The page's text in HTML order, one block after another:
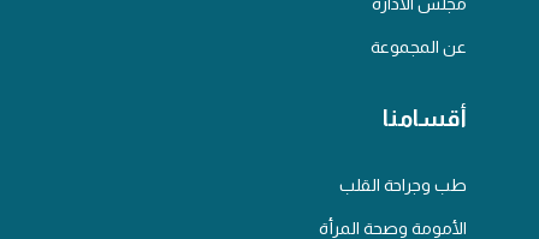
عن المجموعة
أقسامنا
طب وجراحة القلب
الأمومة وصحة المرأة